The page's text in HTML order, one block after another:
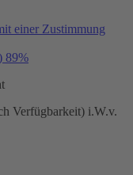
einer Zustimmung
89%
Verfügbarkeit) i.W.v.